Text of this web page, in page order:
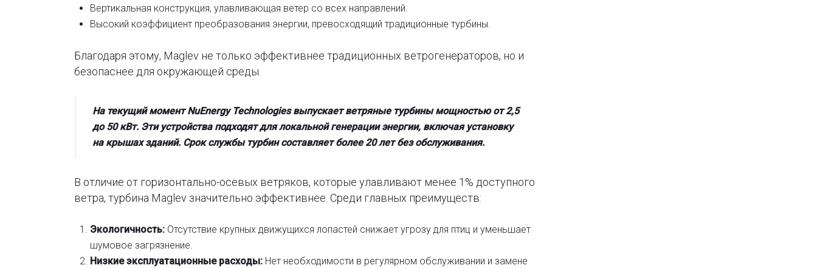
Вертикальная конструкция, улавливающая ветер со всех направлений.
Высокий коэффициент преобразования энергии, превосходящий традиционные турбины.
Благодаря этому, Maglev не только эффективнее традиционных ветрогенераторов, но и
безопаснее для окружающей среды.
На текущий моментNuEnergy Technologiesвыпускает ветряные турбины мощностью от 2,5
до 50 кВт. Эти устройства подходят для локальной генерации энергии, включая установку
на крышах зданий. Срок службы турбин составляетболее 20 лет без обслуживания.
В отличие от горизонтально-осевых ветряков, которые улавливают менее 1% доступного
ветра, турбина Maglev значительно эффективнее. Среди главных преимуществ:
Экологичность: Отсутствие крупных движущихся лопастей снижает угрозу для птиц и уменьшает
шумовое загрязнение.
Низкие эксплуатационные расходы: Нет необходимости в регулярном обслуживании и замене